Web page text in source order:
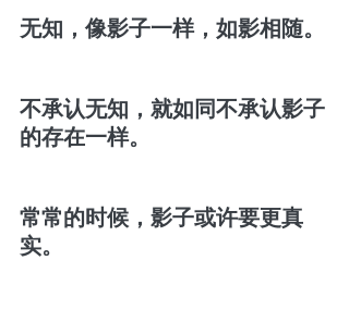
无知，像影子一样，如影相随。
不承认无知，就如同不承认影子
的存在一样。
常常的时候，影子或许要更真
实。